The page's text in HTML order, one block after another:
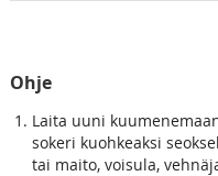
Ohje
Laita uuni
sokeri kuohkeaksi
tai maito, voisula,